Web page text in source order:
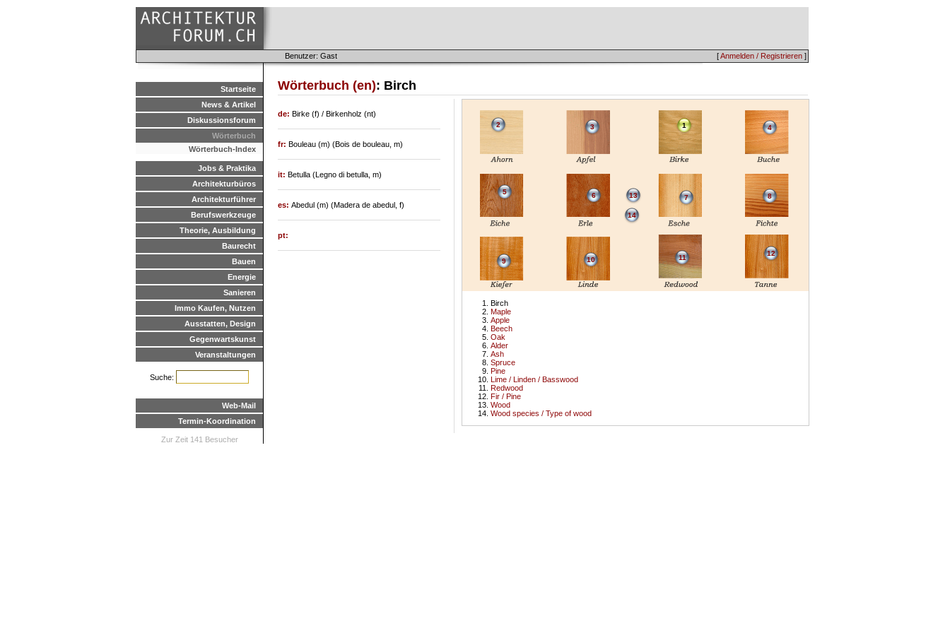
[Anmelden / Registrieren ]
Benutzer: Gast
Startseite
News & Artikel
Diskussionsforum
Wörterbuch
Wörterbuch-Index
Jobs & Praktika
Architekturbüros
Architekturführer
Berufswerkzeuge
Theorie, Ausbildung
Baurecht
Bauen
Energie
Sanieren
Immo Kaufen, Nutzen
Ausstatten, Design
Gegenwartskunst
Veranstaltungen
Suche:
Web-Mail
Termin-Koordination
Zur Zeit 141 Besucher
Wörterbuch (en): Birch
1
Birch
Maple
2
Apple
3
Beech
4
Oak
5
Alder
6
Ash
7
Spruce
8
Pine
9
Lime / Linden / Basswood
10
Redwood
11
Fir / Pine
12
Wood
13
Wood species / Type of wood
14
de: Birke (f) / Birkenholz (nt)
fr: Bouleau (m) (Bois de bouleau, m)
it: Betulla (Legno di betulla, m)
es: Abedul (m) (Madera de abedul, f)
pt: